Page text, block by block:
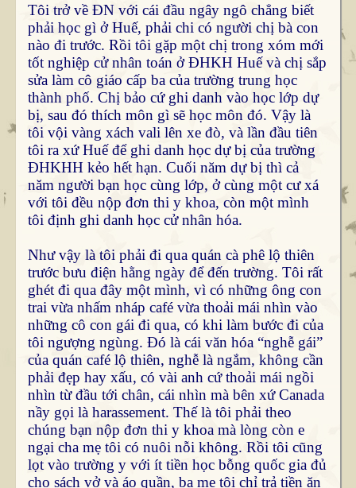
Tôi trở về ĐN với cái đầu ngây ngô chẳng biết
phải học gì ở Huế, phải chi có người chị bà con
nào đi trước. Rồi tôi gặp một chị trong xóm mới
tốt nghiệp cử nhân toán ở ĐHKH Huế và chị sắp
sửa làm cô giáo cấp ba của trường trung học
thành phố. Chị bảo cứ ghi danh vào học lớp dự
bị, sau đó thích môn gì sẽ học môn đó. Vậy là
tôi vội vàng xách vali lên xe đò, và lần đầu tiên
tôi ra xứ Huế để ghi danh học dự bị của trường
ĐHKHH kẻo hết hạn. Cuối năm dự bị thì cả
năm người bạn học cùng lớp, ở cùng một cư xá
với tôi đều nộp đơn thi y khoa, còn một mình
tôi định ghi danh học cử nhân hóa.
Như vậy là tôi phải đi qua quán cà phê lộ thiên
trước bưu điện hằng ngày để đến trường. Tôi rất
ghét đi qua đây một mình, vì có những ông con
trai vừa nhấm nháp café vừa thoải mái nhìn vào
những cô con gái đi qua, có khi làm bước đi của
tôi ngượng ngùng. Đó là cái văn hóa “nghễ gái”
của quán café lộ thiên, nghễ là ngắm, không cần
phải đẹp hay xấu, có vài anh cứ thoải mái ngồi
nhìn từ đầu tới chân, cái nhìn mà bên xứ Canada
nầy gọi là harassement. Thế là tôi phải theo
chúng bạn nộp đơn thi y khoa mà lòng còn e
ngại cha mẹ tôi có nuôi nỗi không. Rồi tôi cũng
lọt vào trường y với ít tiền học bỗng quốc gia đủ
cho sách vở và áo quần, ba mẹ tôi chỉ trả tiền ăn